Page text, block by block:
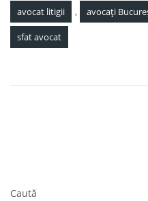
avocat litigii , avocați
sfat avocat
Caută